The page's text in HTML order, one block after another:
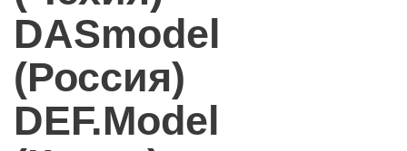
DASmodel
(Россия)
DEF.Model